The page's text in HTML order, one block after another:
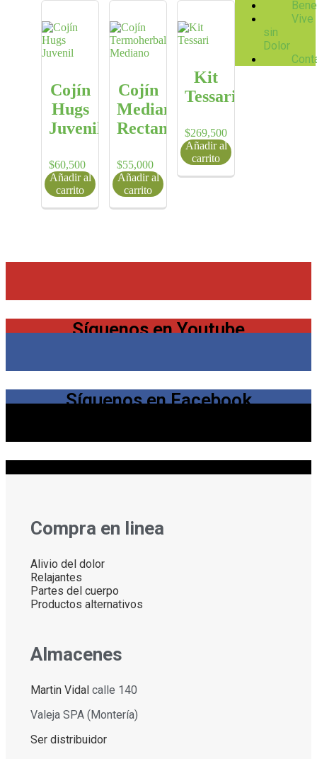
Vive
sin
Dolor
Cojín
Hugs
Juvenil
$60,500
Añadir al
carrito
Cojín
Mediano
Rectangular
$55,000
Añadir al
carrito
Kit
Tessari
$269,500
Añadir al
carrito
Síguenos en Youtube
Síguenos en Facebook
Síguenos en Instagram
Compra en linea
Alivio del dolor
Relajantes
Partes del cuerpo
Productos alternativos
Almacenes
Martin Vidal calle 140
Valeja SPA (Montería)
Ser distribuidor